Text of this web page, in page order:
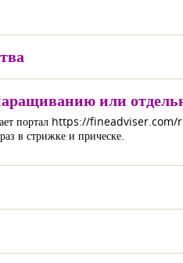
или
портал https://
в стрижке и прическе.